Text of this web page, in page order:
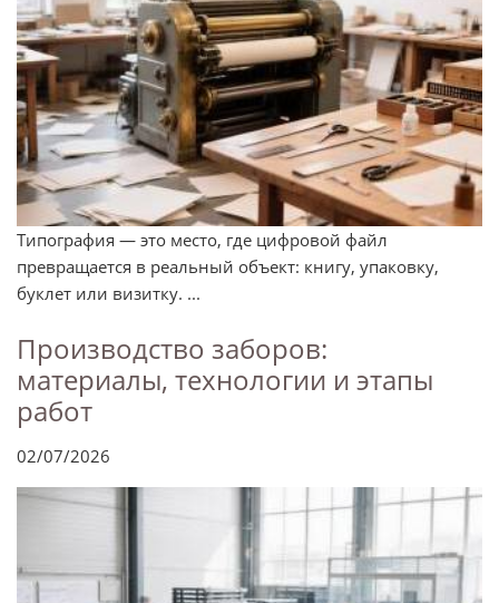
Типография — это место, где цифровой файл
превращается в реальный объект: книгу, упаковку,
буклет или визитку. ...
Производство заборов:
материалы, технологии и этапы
работ
02/07/2026